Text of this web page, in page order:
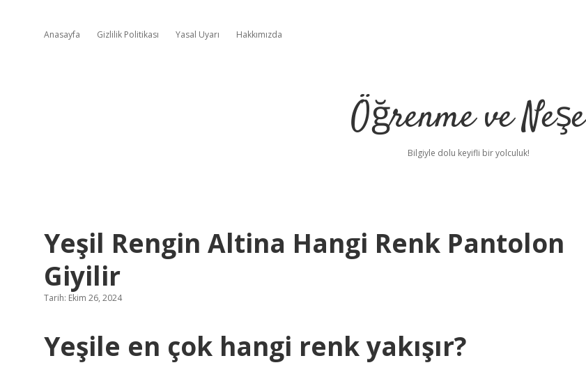
Anasayfa Gizlilik Politikası Yasal Uyarı Hakkımızda
Öğrenme ve Neşe
Bilgiyle dolu keyifli bir yolculuk!
Yeşil Rengin Altina Hangi Renk Pantolon
Giyilir
Tarih: Ekim 26, 2024
Yeşile en çok hangi renk yakışır?